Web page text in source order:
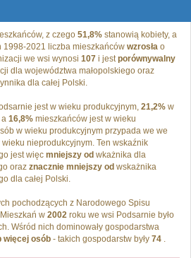
z czego 51,8% stanowią kobiety, a
1998-2021 liczba mieszkańców wzrosła o
we wsi wynosi 107 i jestporównywalny
dla województwa małopolskiego oraz
dla całej Polski.
jest w wieku produkcyjnym, 21,2% w
a 16,8% mieszkańców jest w wieku
w wieku produkcyjnym przypada we we
wieku nieprodukcyjnym. Ten wskaźnik
jest więc mniejszy od wkażnika dla
oraz znacznie mniejszy od wskażnika
dla całej Polski.
pochodzących z Narodowego Spisu
w 2002 roku we wsi Podsarnie było
Wśród nich dominowały gospodarstwa
więcej osób - takich gospodarstw były 74 .